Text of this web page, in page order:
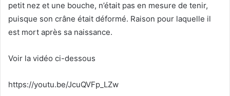
petit nez et une bouche, n’était pas en mesure de tenir,
puisque son crâne était déformé. Raison pour laquelle il
est mort après sa naissance.
Voir la vidéo ci-dessous
https://youtu.be/JcuQVFp_LZw